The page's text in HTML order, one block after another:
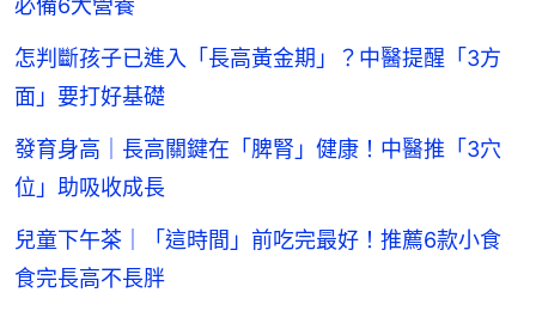
必備6大營養
怎判斷孩子已進入「長高黃金期」？中醫提醒「3方
面」要打好基礎
發育身高｜長高關鍵在「脾腎」健康！中醫推「3穴
位」助吸收成長
兒童下午茶｜「這時間」前吃完最好！推薦6款小食
食完長高不長胖